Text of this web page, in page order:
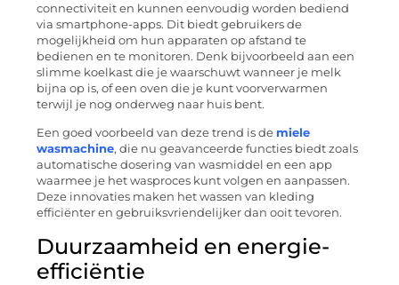
connectiviteit en kunnen eenvoudig worden bediend
via smartphone-apps. Dit biedt gebruikers de
mogelijkheid om hun apparaten op afstand te
bedienen en te monitoren. Denk bijvoorbeeld aan een
slimme koelkast die je waarschuwt wanneer je melk
bijna op is, of een oven die je kunt voorverwarmen
terwijl je nog onderweg naar huis bent.
Een goed voorbeeld van deze trend is de miele
wasmachine, die nu geavanceerde functies biedt zoals
automatische dosering van wasmiddel en een app
waarmee je het wasproces kunt volgen en aanpassen.
Deze innovaties maken het wassen van kleding
efficiënter en gebruiksvriendelijker dan ooit tevoren.
Duurzaamheid en energie-
efficiëntie